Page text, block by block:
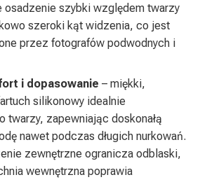
osadzenie szybki względem twarzy
szeroki kąt widzenia, co jest
przez fotografów podwodnych i
i dopasowanie – miękki,
silikonowy idealnie
twarzy, zapewniając doskonałą
nawet podczas długich nurkowań.
zewnętrzne ogranicza odblaski,
wewnętrzna poprawia